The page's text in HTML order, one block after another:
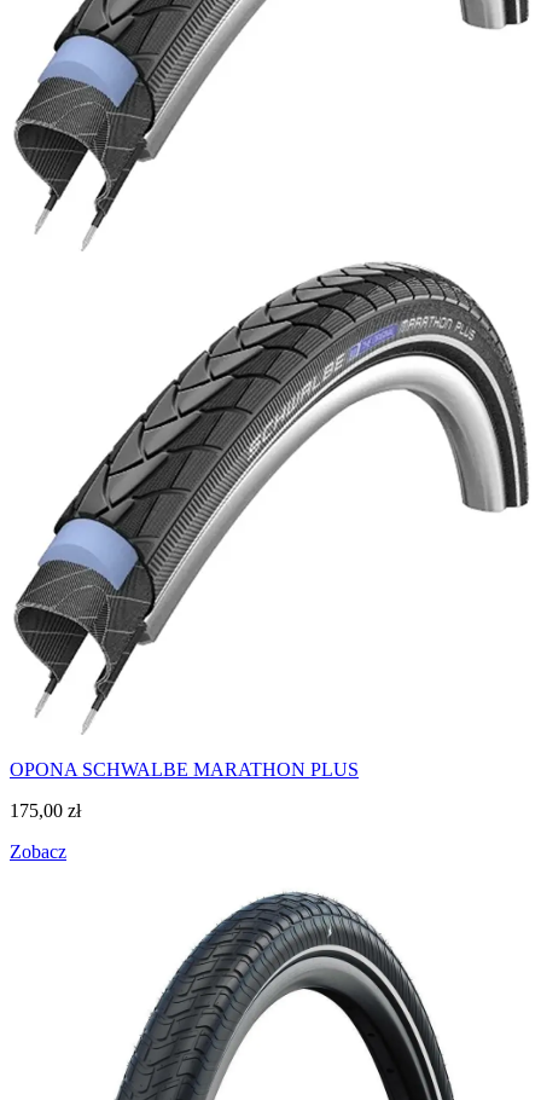
OPONA SCHWALBE MARATHON PLUS
175,00 zł
Zobacz